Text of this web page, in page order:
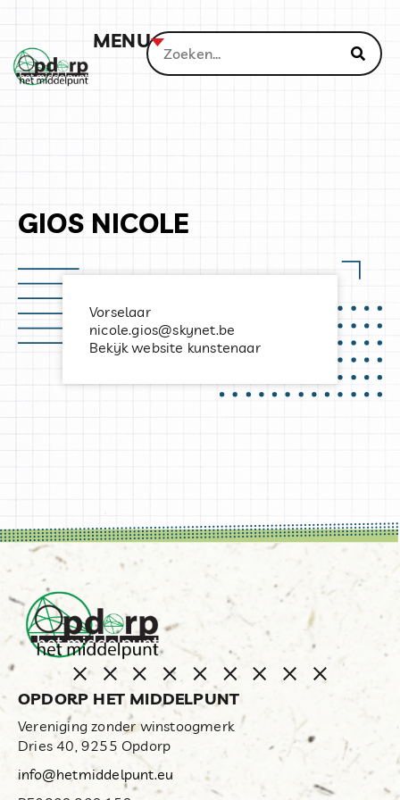
MENU
GIOS NICOLE
Vorselaar
nicole.gios@skynet.be
Bekijk website kunstenaar
OPDORP HET MIDDELPUNT
Vereniging zonder winstoogmerk
Dries 40, 9255 Opdorp
info@hetmiddelpunt.eu